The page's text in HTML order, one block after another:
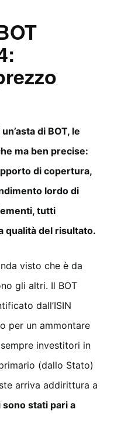
di BOT, le
ma ben precise:
di copertura,
lordo di
tutti
qualità del risultato.
visto che è da
gli altri. Il BOT
dall’ISIN
per un ammontare
investitori in
(dallo Stato)
arriva addirittura a
stati pari a